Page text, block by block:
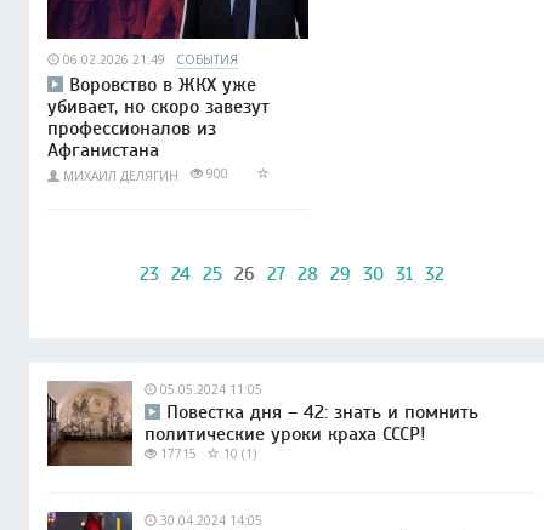
06.02.2026 21:49 СОБЫТИЯ
Воровство в ЖКХ уже
убивает, но скоро завезут
профессионалов из
Афганистана
МИХАИЛ ДЕЛЯГИН 900
23 24 25 26 27 28 29 30 31 32
05.05.2024 11:05
Повестка дня – 42: знать и помнить
политические уроки краха СССР!
17715 10 (1)
30.04.2024 14:05